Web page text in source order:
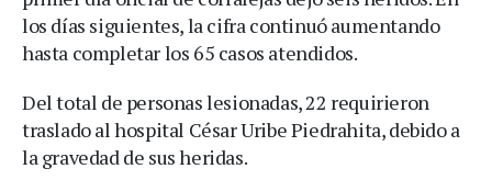
los días siguientes, la cifra continuó aumentando
hasta completar los 65 casos atendidos.
Del total de personas lesionadas, 22 requirieron
traslado al hospital César Uribe Piedrahita, debido a
la gravedad de sus heridas.